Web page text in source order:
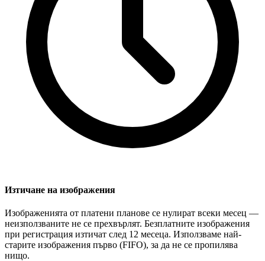
Изтичане на изображения
Изображенията от платени планове се нулират всеки месец —
неизползваните не се прехвърлят. Безплатните изображения
при регистрация изтичат след 12 месеца. Използваме най-
старите изображения първо (FIFO), за да не се пропилява
нищо.